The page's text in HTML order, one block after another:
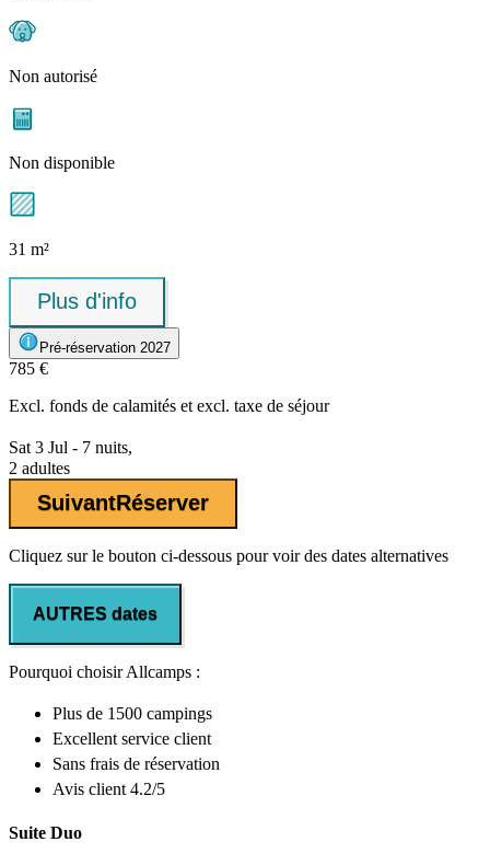
Non autorisé
Non disponible
31 m²
Plus d'info
Pré-réservation 2027
785 €
Excl. fonds de calamités et excl. taxe de séjour
Sat 3 Jul - 7 nuits,
2 adultes
SuivantRéserver
Cliquez sur le bouton ci-dessous pour voir des dates alternatives
AUTRES dates
Pourquoi choisir Allcamps :
Plus de 1500 campings
Excellent service client
Sans frais de réservation
Avis client 4.2/5
Suite Duo